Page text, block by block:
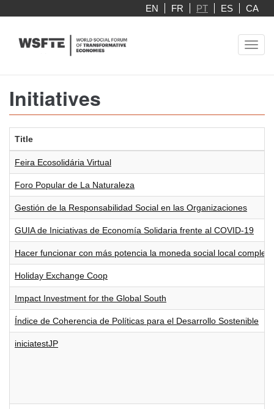
main
EN FR PT ES CA
Initiatives
Title
Feira Ecosolidária Virtual
Foro Popular de La Naturaleza
Gestión de la Responsabilidad Social en las Organizaciones
GUIA de Iniciativas de Economía Solidaria frente al COVID-19
Hacer funcionar con más potencia la moneda social local
Holiday Exchange Coop
Impact Investment for the Global South
Índice de Coherencia de Políticas para el Desarrollo Sostenible
iniciatestJP